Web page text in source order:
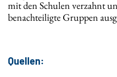
mit den Schulen verzahnt
benachteiligte Gruppen
Quellen: